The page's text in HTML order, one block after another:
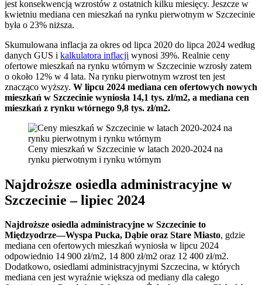
jest konsekwencją wzrostów z ostatnich kilku miesięcy. Jeszcze w
kwietniu mediana cen mieszkań na rynku pierwotnym w Szczecinie
była o 23% niższa.
Skumulowana inflacja za okres od lipca 2020 do lipca 2024 według
danych GUS i kalkulatora inflacji wynosi 39%. Realnie ceny
ofertowe mieszkań na rynku wtórnym w Szczecinie wzrosły zatem
o około 12% w 4 lata. Na rynku pierwotnym wzrost ten jest
znacząco wyższy. W lipcu 2024 mediana cen ofertowych nowych
mieszkań w Szczecinie wyniosła 14,1 tys. zł/m2, a mediana cen
mieszkań z rynku wtórnego 9,8 tys. zł/m2.
Ceny mieszkań w Szczecinie w latach 2020-2024 na
rynku pierwotnym i rynku wtórnym
Najdroższe osiedla administracyjne w
Szczecinie – lipiec 2024
Najdroższe osiedla administracyjne w Szczecinie to
Międzyodrze—Wyspa Pucka, Dąbie oraz Stare Miasto, gdzie
mediana cen ofertowych mieszkań wyniosła w lipcu 2024
odpowiednio 14 900 zł/m2, 14 800 zł/m2 oraz 12 400 zł/m2.
Dodatkowo, osiedlami administracyjnymi Szczecina, w których
mediana cen jest wyraźnie większa od mediany dla całego